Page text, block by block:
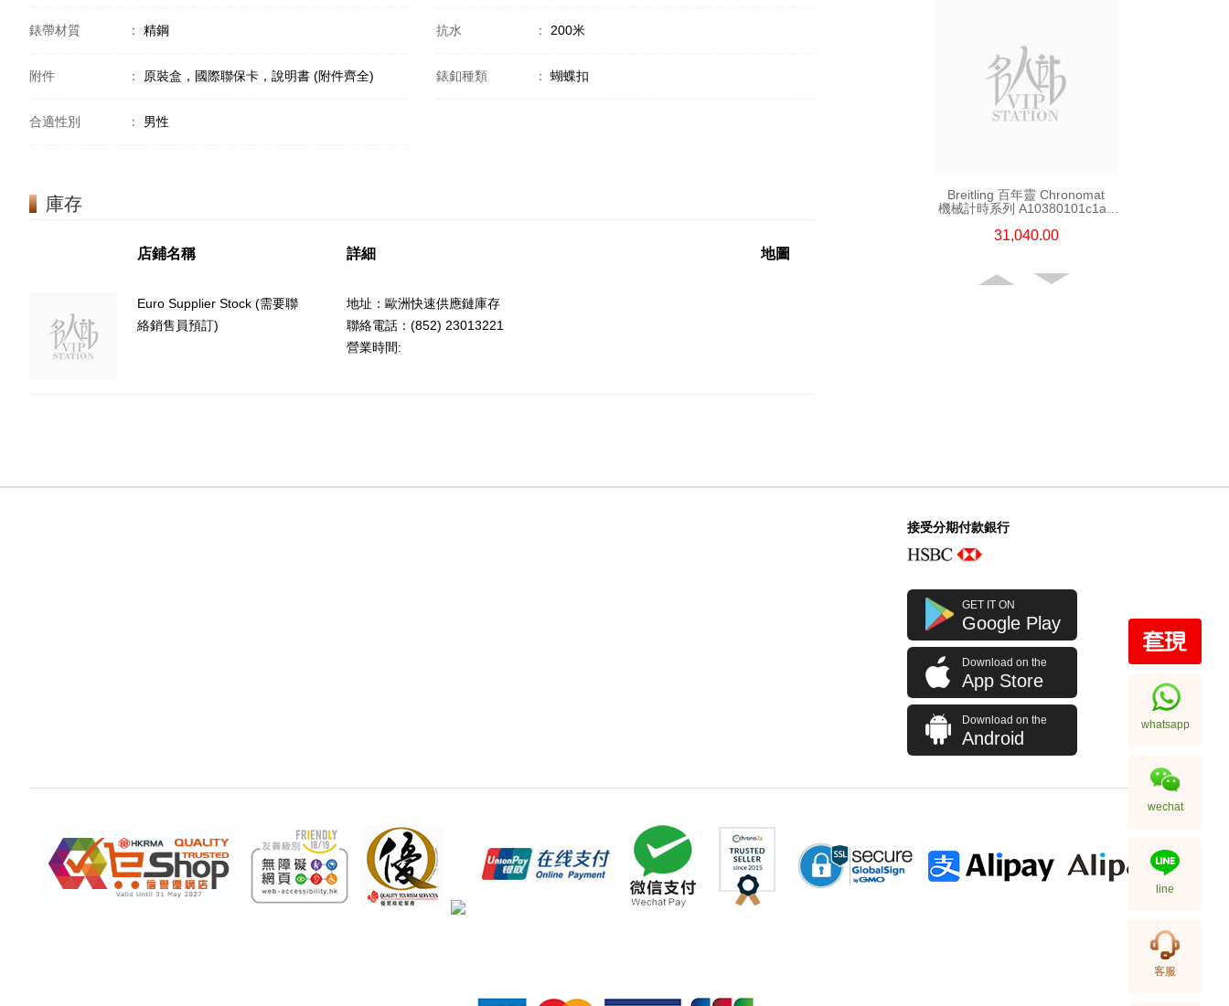
錶帶材質 ： 精鋼 抗水 ： 200米
附件 ： 原裝盒，國際聯保卡，說明書 (附件齊全) 錶釦種類 ： 蝴蝶扣
合適性別 ： 男性
庫存
店鋪名稱 詳細 地圖
Euro Supplier Stock (需要聯
絡銷售員預訂)
地址：歐洲快速供應鏈庫存
聯絡電話：(852) 23013221
營業時間:
Breitling 百年靈 Chronomat
機械計時系列 A10380101c1a1
31,040.00
57,200.00
接受分期付款銀行
GET IT ON
Google Play
Download on the
App Store
Download on the
Android
whatsapp
wechat
line
客服